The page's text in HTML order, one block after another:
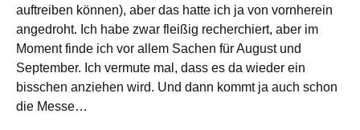
auftreiben können), aber das hatte ich ja von vornherein
angedroht. Ich habe zwar fleißig recherchiert, aber im
Moment finde ich vor allem Sachen für August und
September. Ich vermute mal, dass es da wieder ein
bisschen anziehen wird. Und dann kommt ja auch schon
die Messe…